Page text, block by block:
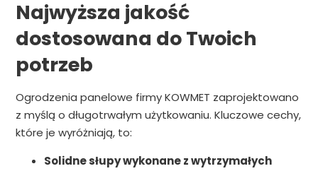
Najwyższa jakość
dostosowana do Twoich
potrzeb
Ogrodzenia panelowe firmy KOWMET zaprojektowano
z myślą o długotrwałym użytkowaniu. Kluczowe cechy,
które je wyróżniają, to:
Solidne słupy wykonane z wytrzymałych